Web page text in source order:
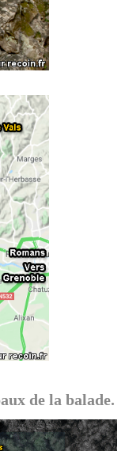
de la balade.